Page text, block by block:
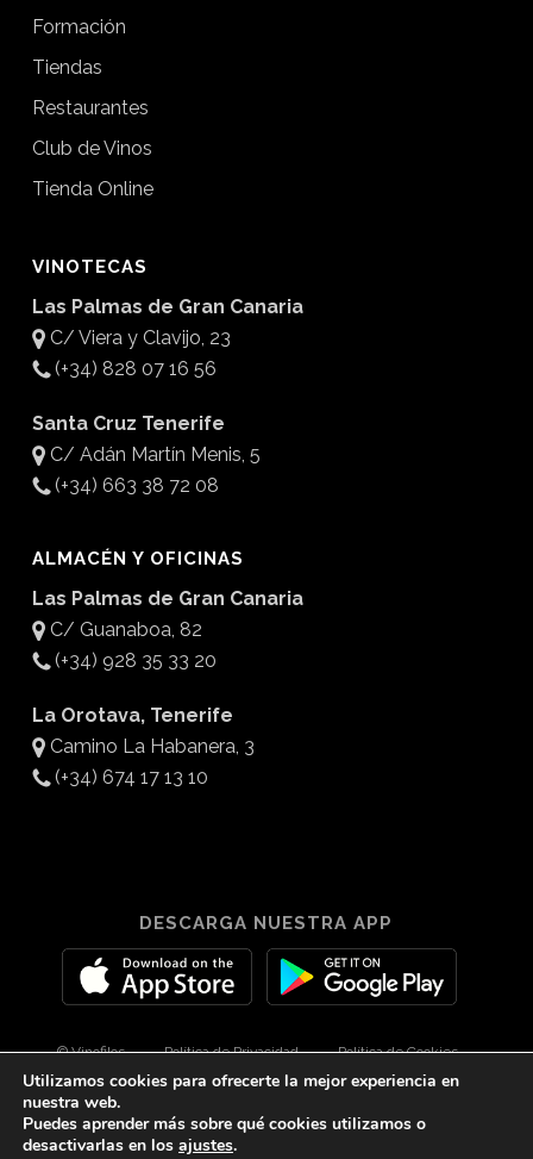
Formación
Tiendas
Restaurantes
Club de Vinos
Tienda Online
VINOTECAS
Las Palmas de Gran Canaria
C/ Viera y Clavijo, 23
(+34) 828 07 16 56
Santa Cruz Tenerife
C/ Adán Martín Menis, 5
(+34) 663 38 72 08
ALMACÉN Y OFICINAS
Las Palmas de Gran Canaria
C/ Guanaboa, 82
(+34) 928 35 33 20
La Orotava, Tenerife
Camino La Habanera, 3
(+34) 674 17 13 10
DESCARGA NUESTRA APP
© Vinofilos Política de Privacidad Política de Cookies
Aviso Legal Diseño por 3Com Maketing
Utilizamos cookies para ofrecerte la mejor experiencia en
nuestra web.
Puedes aprender más sobre qué cookies utilizamos o
desactivarlas en los ajustes.